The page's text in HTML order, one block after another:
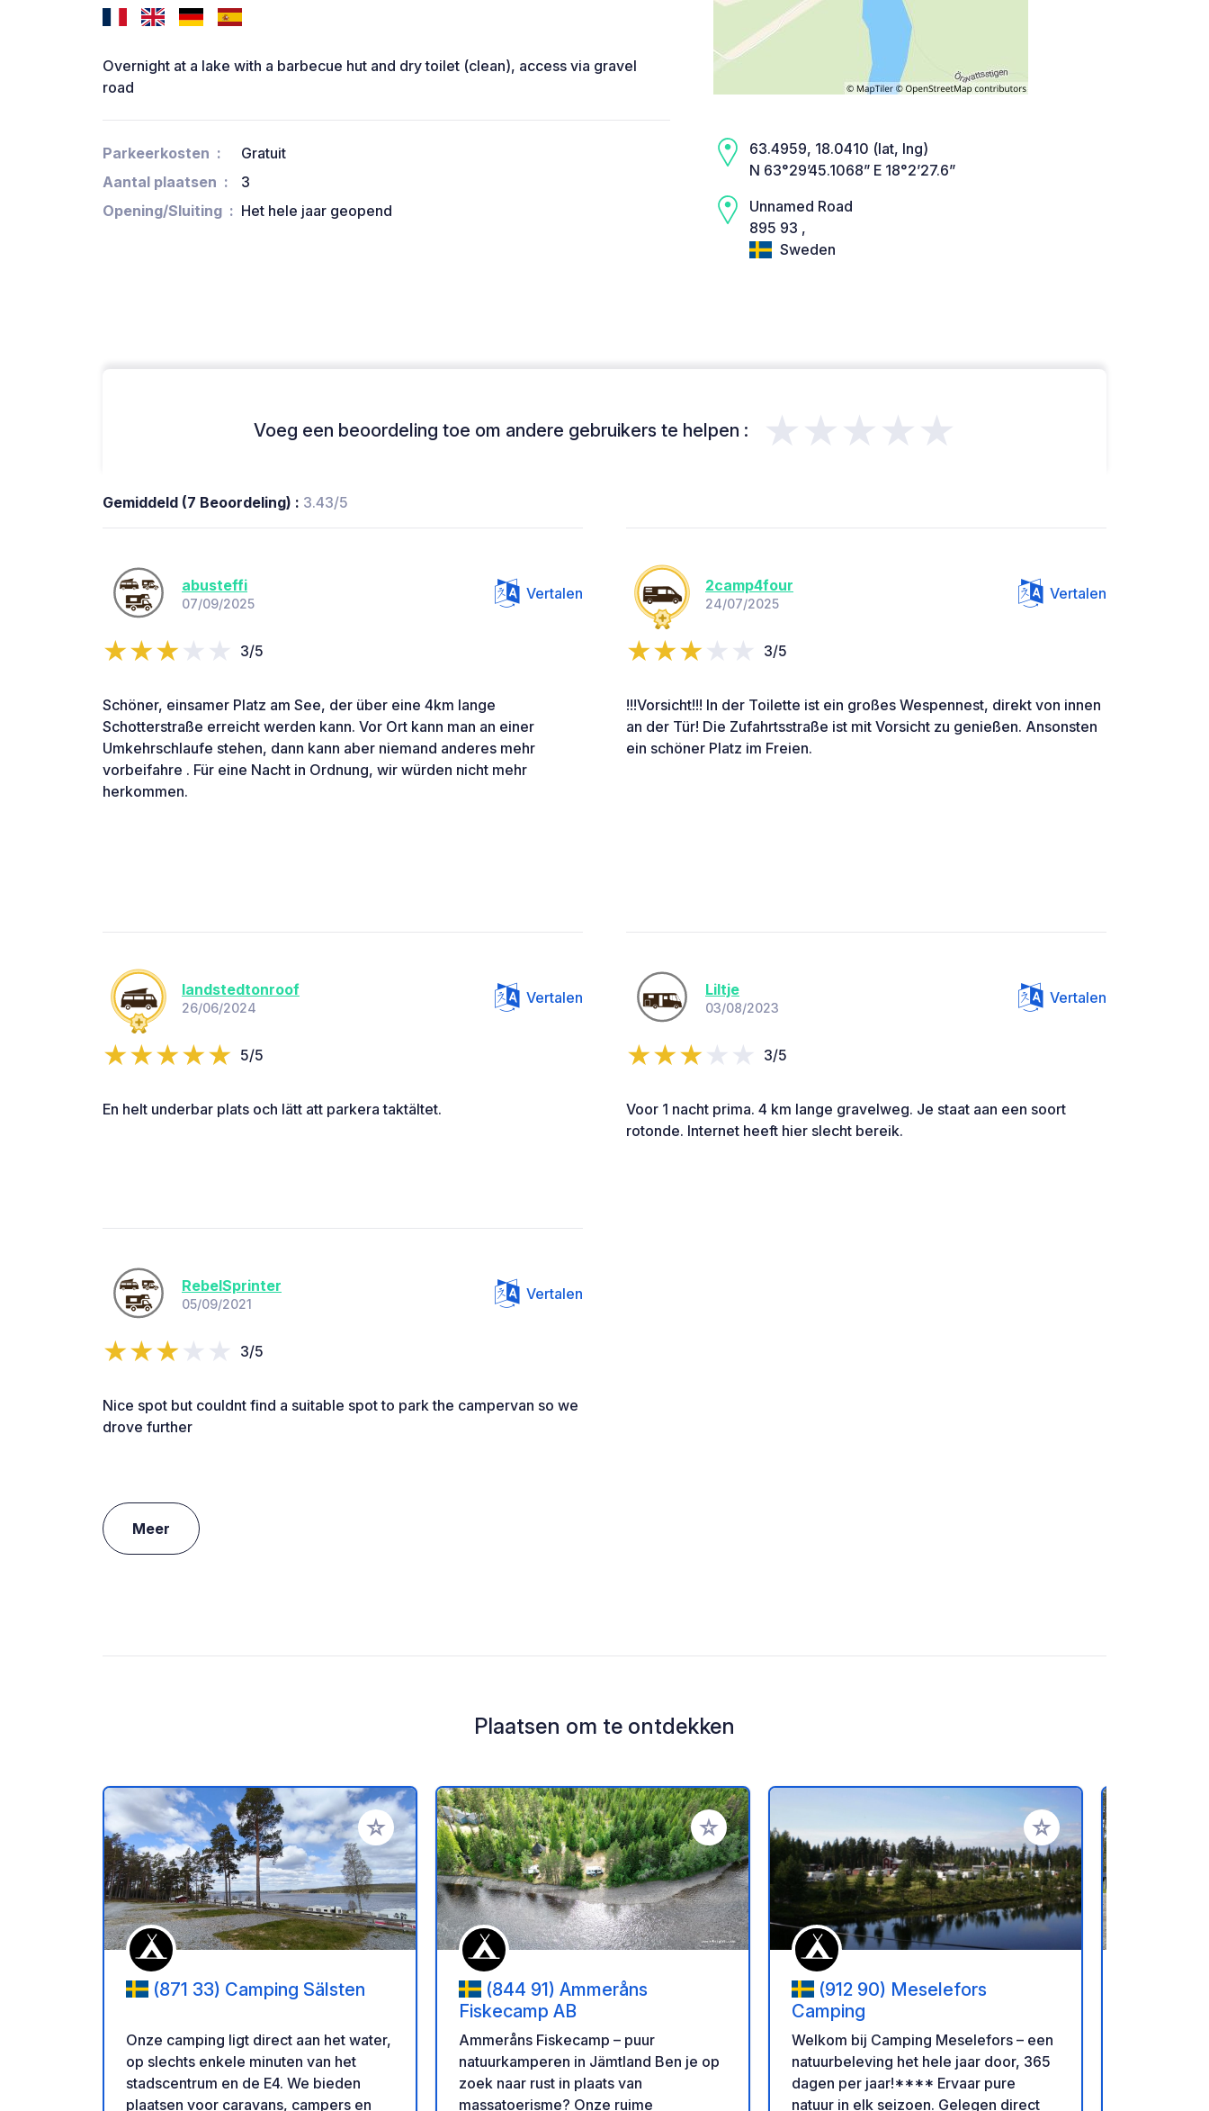
Overnight at a lake with a barbecue hut and dry toilet (clean), access via gravel
road
Parkeerkosten
Gratuit
Aantal plaatsen
3
Opening/Sluiting
Het hele jaar geopend
63.4959, 18.0410 (lat, lng)
N 63°29’45.1068” E 18°2’27.6”
Unnamed Road
895 93 ,
Sweden
Voeg een beoordeling toe om andere gebruikers te helpen : ★★★★★
Gemiddeld (7 Beoordeling) : 3.43/5
abusteffi
07/09/2025
Vertalen
3/5
Schöner, einsamer Platz am See, der über eine 4km lange
Schotterstraße erreicht werden kann. Vor Ort kann man an einer
Umkehrschlaufe stehen, dann kann aber niemand anderes mehr
vorbeifahre . Für eine Nacht in Ordnung, wir würden nicht mehr
herkommen.
2camp4four
24/07/2025
Vertalen
3/5
!!!Vorsicht!!! In der Toilette ist ein großes Wespennest, direkt von innen
an der Tür! Die Zufahrtsstraße ist mit Vorsicht zu genießen. Ansonsten
ein schöner Platz im Freien.
landstedtonroof
26/06/2024
Vertalen
5/5
En helt underbar plats och lätt att parkera taktältet.
Liltje
03/08/2023
Vertalen
3/5
Voor 1 nacht prima. 4 km lange gravelweg. Je staat aan een soort
rotonde. Internet heeft hier slecht bereik.
RebelSprinter
05/09/2021
Vertalen
3/5
Nice spot but couldnt find a suitable spot to park the campervan so we
drove further
Meer
Plaatsen om te ontdekken
Voeg toe aan je favorieten
(871 33) Camping Sälsten
Onze camping ligt direct aan het water,
op slechts enkele minuten van het
stadscentrum en de E4. We bieden
plaatsen voor caravans, campers en
Voeg toe aan je favorieten
(844 91) Ammeråns
Fiskecamp AB
Ammeråns Fiskecamp – puur
natuurkamperen in Jämtland Ben je op
zoek naar rust in plaats van
massatoerisme? Onze ruime
Voeg toe aan je favorieten
(912 90) Meselefors
Camping
Welkom bij Camping Meselefors – een
natuurbeleving het hele jaar door, 365
dagen per jaar!**** Ervaar pure
natuur in elk seizoen. Gelegen direct